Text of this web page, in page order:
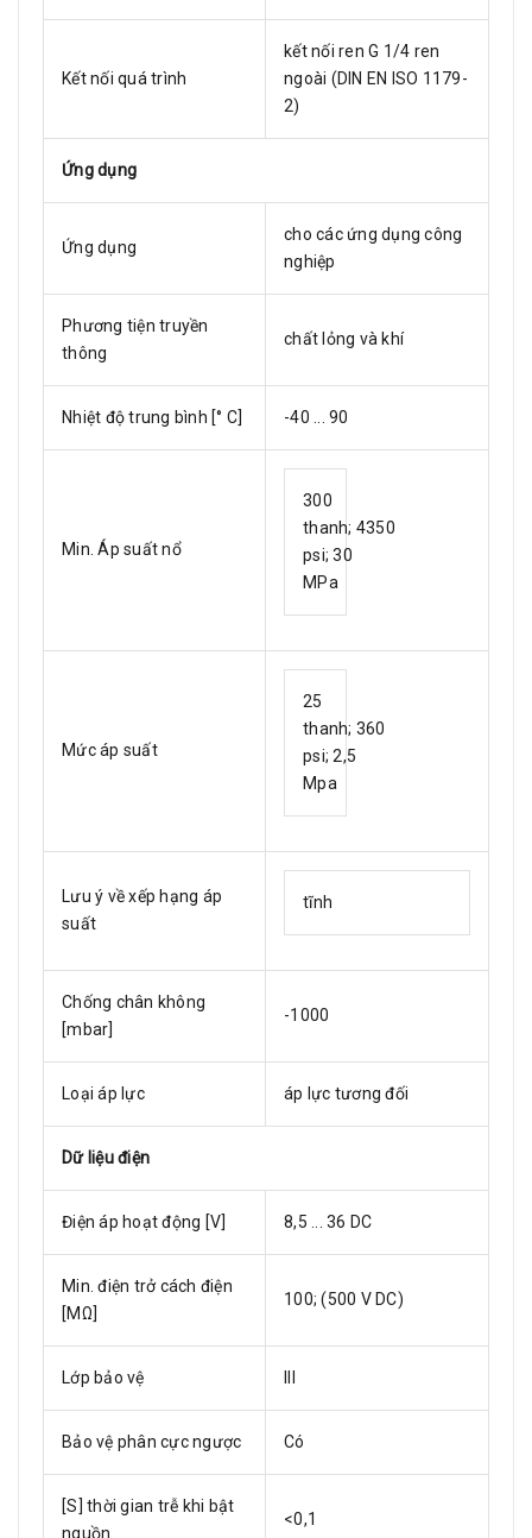
Kết nối quá trình
kết nối ren G 1/4 ren
ngoài (DIN EN ISO 1179-
2)
Ứng dụng
Ứng dụng
cho các ứng dụng công
nghiệp
Phương tiện truyền
thông
chất lỏng và khí
Nhiệt độ trung bình [° C] -40 ... 90
Min. Áp suất nổ
300
thanh; 4350
psi; 30
MPa
Mức áp suất
25
thanh; 360
psi; 2,5
Mpa
Lưu ý về xếp hạng áp
suất
tĩnh
Chống chân không
[mbar]
-1000
Loại áp lực áp lực tương đối
Dữ liệu điện
Điện áp hoạt động [V] 8,5 ... 36 DC
Min. điện trở cách điện
[MΩ]
100; (500 V DC)
Lớp bảo vệ
Bảo vệ phân cực ngược Có
[S] thời gian trễ khi bật
nguồn
<0,1